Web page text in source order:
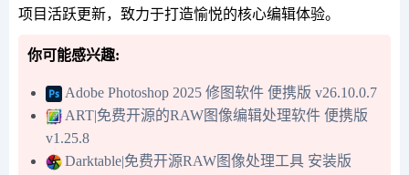
项目活跃更新，致力于打造愉悦的核心编辑体验。
你可能感兴趣:
Adobe Photoshop 2025 修图软件 便携版 v26.10.0.7
ART|免费开源的RAW图像编辑处理软件 便携版
v1.25.8
Darktable|免费开源RAW图像处理工具 安装版